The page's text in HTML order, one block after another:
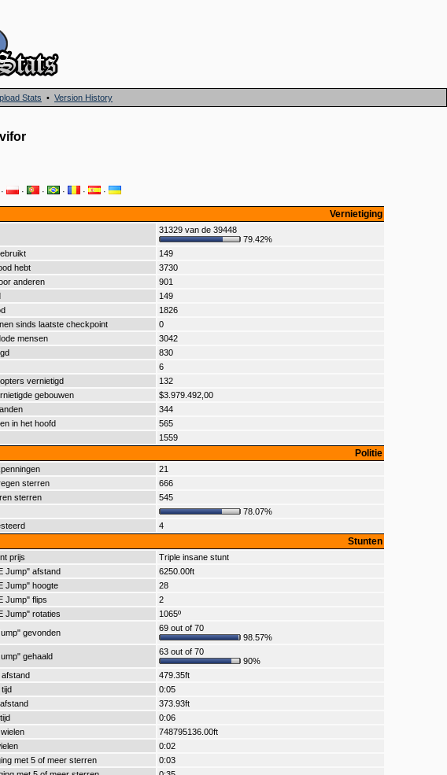
Stats • Version History
· · · · · ·
Vernietiging
31329 van de 39448
79.42%
149
hebt
3730
anderen
901
149
1826
sinds laatste checkpoint
0
mensen
3042
830
6
vernietigd
132
gebouwen
$3.979.492,00
344
in het hoofd
565
1559
Politie
21
sterren
666
sterren
545
78.07%
4
Stunten
prijs
Triple insane stunt
Jump" afstand
6250.00ft
Jump" hoogte
28
Jump" flips
2
Jump" rotaties
1065º
gevonden
69 out of 70
98.57%
gehaald
63 out of 70
90%
afstand
479.35ft
0:05
373.93ft
0:06
748795136.00ft
0:02
met 5 of meer sterren
0:03